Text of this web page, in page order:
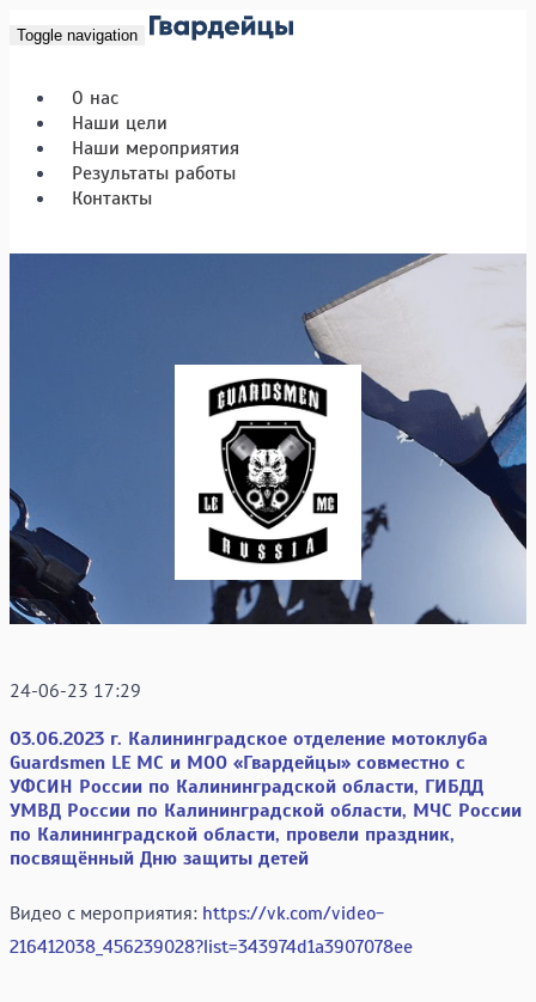
Toggle navigation
О нас
Наши цели
Наши мероприятия
Результаты работы
Контакты
24-06-23 17:29
03.06.2023 г. Калининградское отделение мотоклуба
Guardsmen LE MC и МОО «Гвардейцы» совместно с
УФСИН России по Калининградской области, ГИБДД
УМВД России по Калининградской области, МЧС России
по Калининградской области, провели праздник,
посвящённый Дню защиты детей
Видео с мероприятия: https://vk.com/video-
216412038_456239028?list=343974d1a3907078ee